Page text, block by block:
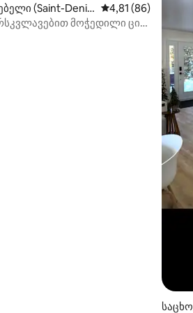
(Saint-Denis
საშუალო
4,81 (86)
მოჭედილი ცის